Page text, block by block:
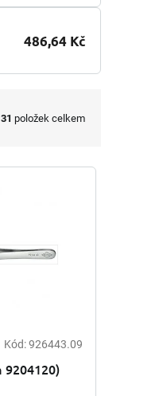
486,64 Kč
31 položek celkem
Kód:926443.09
9204120)